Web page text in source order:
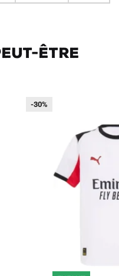
être
-30%
-30%